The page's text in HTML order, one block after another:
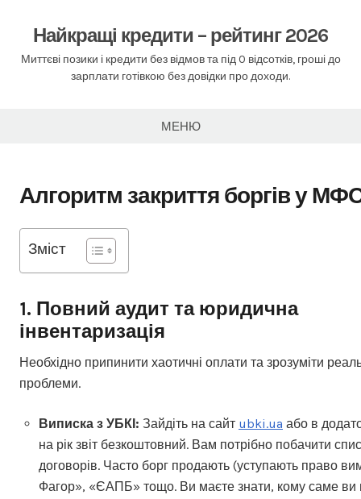
вмісту
Найкращі кредити – рейтинг 2026
Миттєві позики і кредити без відмов та під 0 відсотків, гроші до
зарплати готівкою без довідки про доходи.
МЕНЮ
Алгоритм закриття боргів у
Зміст
1. Повний аудит та юридична
інвентаризація
Необхідно припинити хаотичні оплати та зрозуміти
проблеми.
Виписка з УБКІ: Зайдіть на сайт ubki.ua або в
на рік звіт безкоштовний. Вам потрібно побачити
договорів. Часто борг продають (уступають право
Фагор», «ЄАПБ» тощо. Ви маєте знати, кому саме ви